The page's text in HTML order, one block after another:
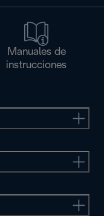
Manuales de
instrucciones